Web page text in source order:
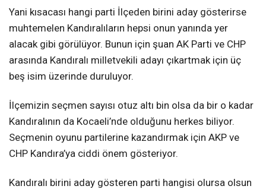
Yani kısacası hangi parti İlçeden birini aday gösterirse
muhtemelen Kandıralıların hepsi onun yanında yer
alacak gibi görülüyor. Bunun için şuan AK Parti ve CHP
arasında Kandıralı milletvekili adayı çıkartmak için üç
beş isim üzerinde duruluyor.
İlçemizin seçmen sayısı otuz altı bin olsa da bir o kadar
Kandıralının da Kocaeli’nde olduğunu herkes biliyor.
Seçmenin oyunu partilerine kazandırmak için AKP ve
CHP Kandıra’ya ciddi önem gösteriyor.
Kandıralı birini aday gösteren parti hangisi olursa olsun